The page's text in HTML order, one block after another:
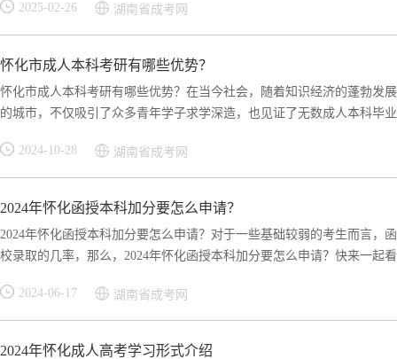
2025-02-26 湖南省成考网
怀化市成人本科考研有哪些优势？
怀化市成人本科考研有哪些优势？在当今社会，随着知识经济的蓬勃发
的城市，不仅吸引了众多青年学子求学深造，也见证了无数成人本科毕
2024-10-28 湖南省成考网
2024年怀化函授本科加分要怎么申请？
2024年怀化函授本科加分要怎么申请？对于一些基础较弱的考生而言
校录取的几率，那么，2024年怀化函授本科加分要怎么申请？快来一起
2024-06-17 湖南省成考网
2024年怀化成人高考学习形式介绍